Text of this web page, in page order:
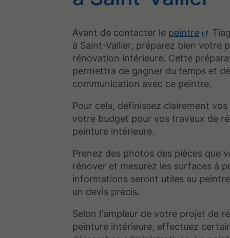
Avant de contacter le peintre
à Saint-Vallier, préparez bien votre
rénovation intérieure. Cette
permettra de gagner du temps et
communication avec ce peintre.
Pour cela, définissez clairement
votre budget pour vos travaux de
peinture intérieure.
Prenez des photos des pièces que
rénover et mesurez les surfaces à
informations seront utiles au
un devis précis.
Selon l'ampleur de votre projet de
peinture intérieure, effectuez